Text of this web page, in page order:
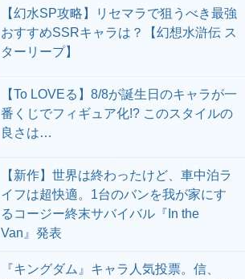
【幻水SP攻略】リセマラで狙うべき最強
おすすめSSRキャラは？【幻想水滸伝 ス
ターリープ】
【To LOVEる】8/8が誕生日のキャラが一
番くじでフィギュア化!? このスタイルの
良さは…
【新作】世界は終わったけど、車中泊ラ
イフは超快適。1台のバンを我が家にす
るコージー終末サバイバル『In the
Van』発表
『キングダム』キャラ人気投票。信、